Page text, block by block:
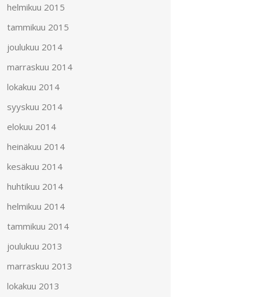
helmikuu 2015
tammikuu 2015
joulukuu 2014
marraskuu 2014
lokakuu 2014
syyskuu 2014
elokuu 2014
heinäkuu 2014
kesäkuu 2014
huhtikuu 2014
helmikuu 2014
tammikuu 2014
joulukuu 2013
marraskuu 2013
lokakuu 2013